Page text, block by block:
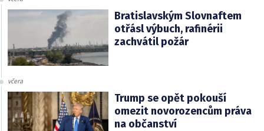
Bratislavským Slovnaftem
otřásl výbuch, rafinérii
zachvátil požár
včera
Trump se opět pokouší
omezit novorozencům práva
na občanství